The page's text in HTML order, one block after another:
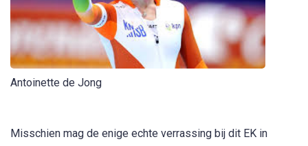
Antoinette de Jong
Misschien mag de enige echte verrassing bij dit EK in